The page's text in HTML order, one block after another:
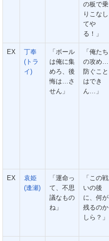
の板で乗
りこなし
てや
る！」
EX
丁奉
(トラ
イ)
「ボール
は俺に集
めろ、後
悔は…さ
せん」
「俺たち
の攻め…
防ぐこと
はでき
ん…」
EX
袁姫
(逢瀬)
「運命っ
て、不思
議なもの
ね」
「この戦
いの後
に、何が
残るのか
しら？」